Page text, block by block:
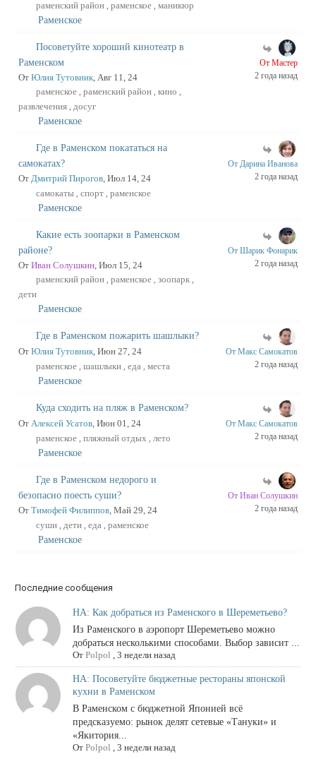
раменский район раменское маникюр
Раменское
Посоветуйте хороший кинотеатр в
Раменском
От Юлия Тутовник, Авг 11, 24
раменское раменский район кино
развлечения досуг
Раменское
От Мастер
2 года назад
Где в Раменском покататься на
самокатах?
От Дмитрий Пирогов, Июл 14, 24
самокаты
спорт раменское
Раменское
От Дарина Иванова
2 года назад
Какие есть зоопарки в Раменском
районе?
От Иван Солушкин, Июл 15, 24
раменский район раменское зоопарк
дети
Раменское
От Шарик Фонарик
2 года назад
Где в Раменском пожарить шашлыки?
От Юлия Тутовник, Июн 27, 24
раменское шашлыки еда места
Раменское
От Макс Самокатов
2 года назад
Куда сходить на пляж в Раменском?
От Алексей Усатов, Июн 01, 24
раменское пляжный отдых
лето
Раменское
От Макс Самокатов
2 года назад
Где в Раменском недорого и
безопасно поесть суши?
От Тимофей Филиппов, Май 29, 24
суши дети еда раменское
Раменское
От Иван Солушкин
2 года назад
Последние сообщения
НА: Как добраться из Раменского в Шереметьево?
Из Раменского в аэропорт Шереметьево можно
добраться несколькими способами. Выбор зависит ...
От Polpol , 3 недели назад
НА: Посоветуйте бюджетные рестораны японской
кухни в Раменском
В Раменском с бюджетной Японией всё
предсказуемо: рынок делят сетевые «Тануки» и
«Якитория...
От Polpol , 3 недели назад